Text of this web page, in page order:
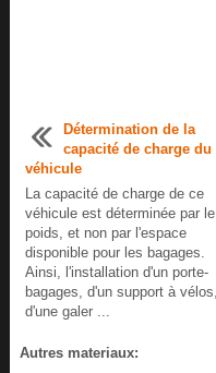
Détermination de la
capacité de charge du
véhicule
La capacité de charge de ce
véhicule est déterminée par le
poids, et non par l'espace
disponible pour les bagages.
Ainsi, l'installation d'un porte-
bagages, d'un support à vélos,
d'une galer ...
Autres materiaux: